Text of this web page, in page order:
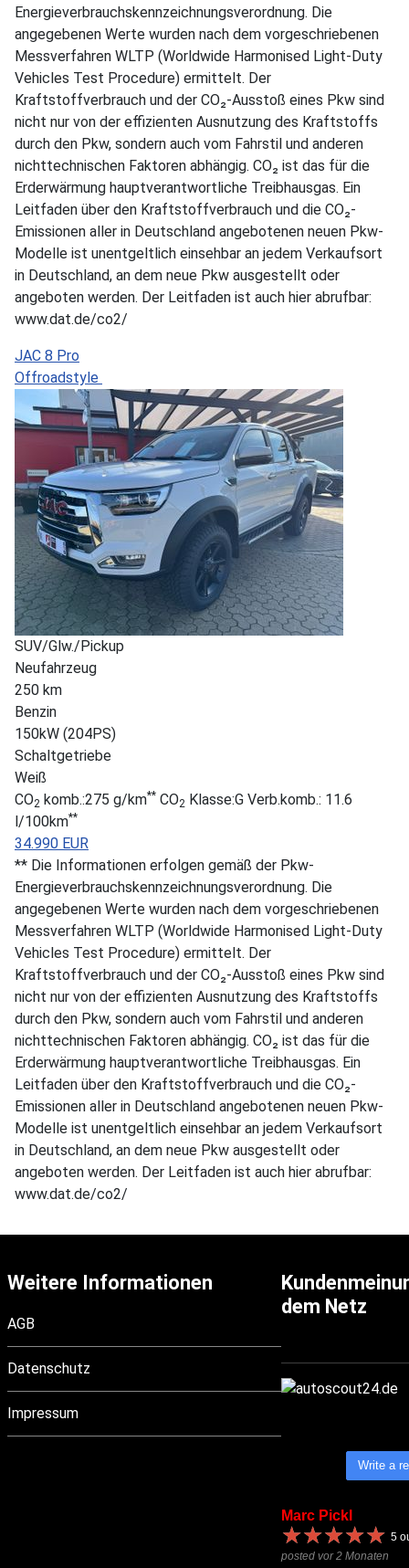
Energieverbrauchskennzeichnungsverordnung. Die
angegebenen Werte wurden nach dem vorgeschriebenen
Messverfahren WLTP (Worldwide Harmonised Light-Duty
Vehicles Test Procedure) ermittelt. Der
Kraftstoffverbrauch und der CO₂-Ausstoß eines Pkw sind
nicht nur von der effizienten Ausnutzung des Kraftstoffs
durch den Pkw, sondern auch vom Fahrstil und anderen
nichttechnischen Faktoren abhängig. CO₂ ist das für die
Erderwärmung hauptverantwortliche Treibhausgas. Ein
Leitfaden über den Kraftstoffverbrauch und die CO₂-
Emissionen aller in Deutschland angebotenen neuen Pkw-
Modelle ist unentgeltlich einsehbar an jedem Verkaufsort
in Deutschland, an dem neue Pkw ausgestellt oder
angeboten werden. Der Leitfaden ist auch hier abrufbar:
www.dat.de/co2/
JAC 8 Pro
Offroadstyle
SUV/Glw./Pickup
Neufahrzeug
250 km
Benzin
150kW (204PS)
Schaltgetriebe
Weiß
CO2 komb.:275 g/km** CO2 Klasse:G Verb.komb.: 11.6
l/100km**
34.990 EUR
** Die Informationen erfolgen gemäß der Pkw-
Energieverbrauchskennzeichnungsverordnung. Die
angegebenen Werte wurden nach dem vorgeschriebenen
Messverfahren WLTP (Worldwide Harmonised Light-Duty
Vehicles Test Procedure) ermittelt. Der
Kraftstoffverbrauch und der CO₂-Ausstoß eines Pkw sind
nicht nur von der effizienten Ausnutzung des Kraftstoffs
durch den Pkw, sondern auch vom Fahrstil und anderen
nichttechnischen Faktoren abhängig. CO₂ ist das für die
Erderwärmung hauptverantwortliche Treibhausgas. Ein
Leitfaden über den Kraftstoffverbrauch und die CO₂-
Emissionen aller in Deutschland angebotenen neuen Pkw-
Modelle ist unentgeltlich einsehbar an jedem Verkaufsort
in Deutschland, an dem neue Pkw ausgestellt oder
angeboten werden. Der Leitfaden ist auch hier abrufbar:
www.dat.de/co2/
Weitere Informationen
AGB
Datenschutz
Impressum
dem Netz
Write a
Marc Pickl
★★★★★
★★★★★ 5
posted vor 2 Monaten